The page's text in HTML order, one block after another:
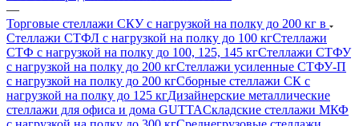
—
Торговые стеллажи СКУ с нагрузкой на полку до 200 кг в
Стеллажи СТФЛ с нагрузкой на полку до 100 кгСтеллажи
СТФ с нагрузкой на полку до 100, 125, 145 кгСтеллажи СТФУ
с нагрузкой на полку до 200 кгСтеллажи усиленные СТФУ-П
с нагрузкой на полку до 200 кгСборные стеллажи СК с
нагрузкой на полку до 125 кгДизайнерские металлические
стеллажи для офиса и дома GUTTAСкладские стеллажи МКФ